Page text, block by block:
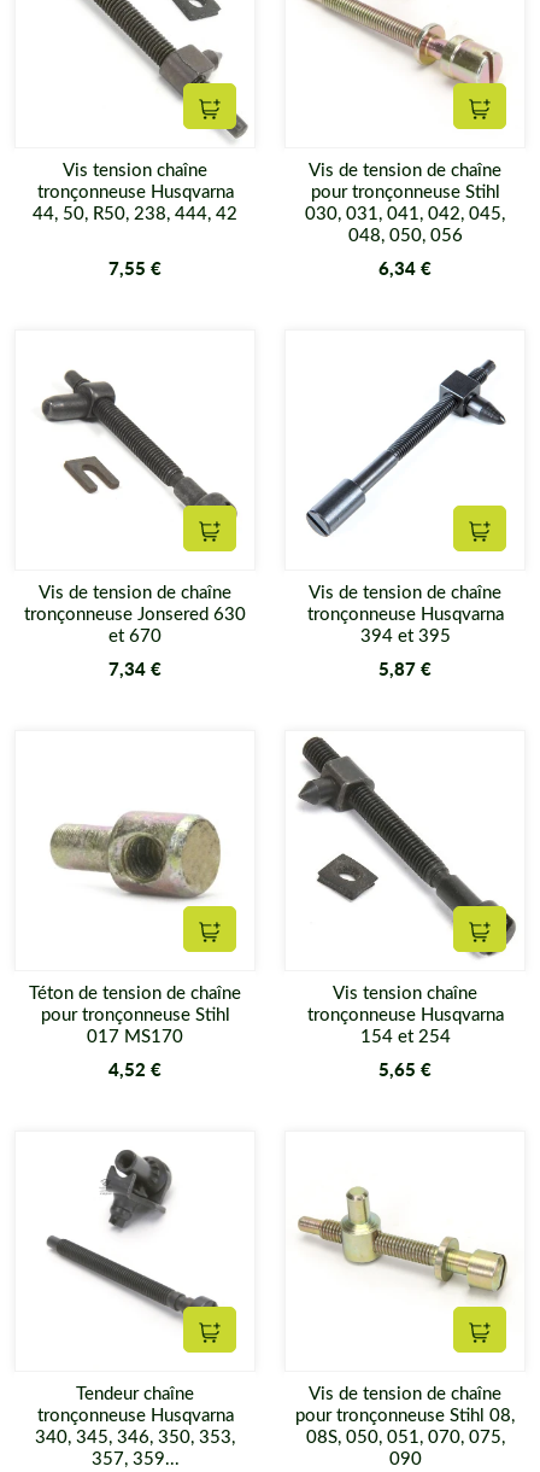
Ajouter au panier
Vis tension chaîne
tronçonneuse Husqvarna
44, 50, R50, 238, 444, 42
7,55 €
Vis de tension de chaîne
pour tronçonneuse Stihl
030, 031, 041, 042, 045,
048, 050, 056
6,34 €
Ajouter au panier
Vis de tension de chaîne
tronçonneuse Jonsered 630
et 670
7,34 €
Vis de tension de chaîne
tronçonneuse Husqvarna
394 et 395
5,87 €
Ajouter au panier
Téton de tension de chaîne
pour tronçonneuse Stihl
017 MS170
4,52 €
Vis tension chaîne
tronçonneuse Husqvarna
154 et 254
5,65 €
Ajouter au panier
Tendeur chaîne
tronçonneuse Husqvarna
340, 345, 346, 350, 353,
357, 359...
Vis de tension de chaîne
pour tronçonneuse Stihl 08,
08S, 050, 051, 070, 075,
090